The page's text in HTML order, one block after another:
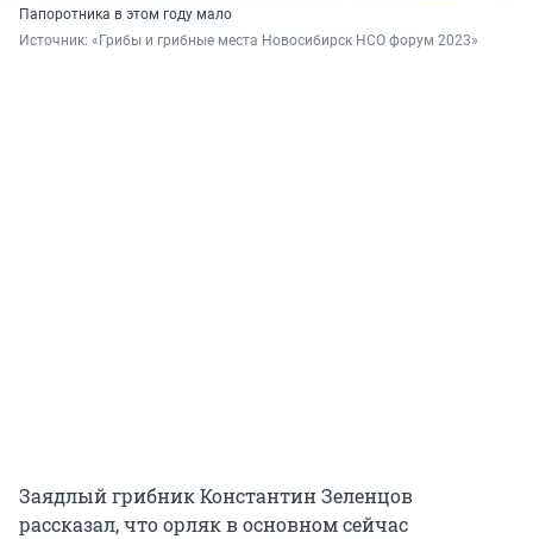
Папоротника в этом году мало
Источник: «Грибы и грибные места Новосибирск НСО форум 2023»
Заядлый грибник Константин Зеленцов
рассказал, что орляк в основном сейчас